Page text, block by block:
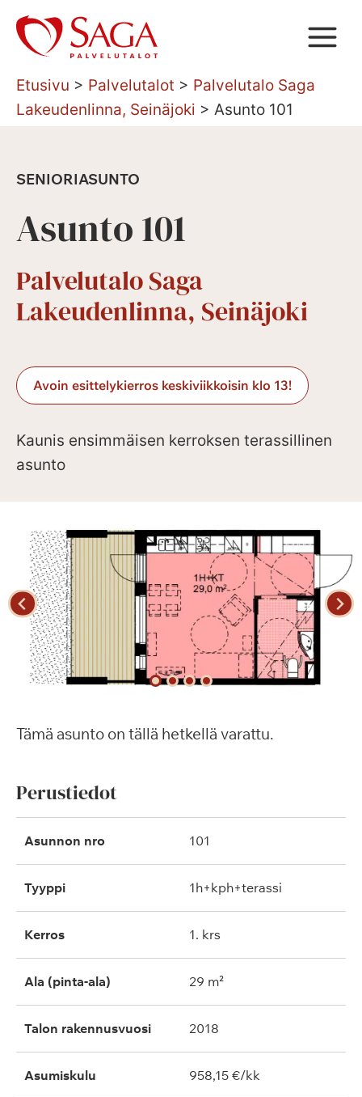
Siirry
sisältöön
Etusivu > Palvelutalot > Palvelutalo Saga
Lakeudenlinna, Seinäjoki > Asunto 101
SENIORIASUNTO
Asunto 101
Palvelutalo Saga
Lakeudenlinna, Seinäjoki
Avoin esittelykierros keskiviikkoisin klo 13!
Kaunis ensimmäisen kerroksen terassillinen
asunto
Tämä asunto on tällä hetkellä varattu.
Perustiedot
Asunnon nro 101
Tyyppi 1h+kph+terassi
Kerros 1. krs
Ala (pinta-ala) 29 m²
Talon rakennusvuosi 2018
Asumiskulu 958,15 €/kk